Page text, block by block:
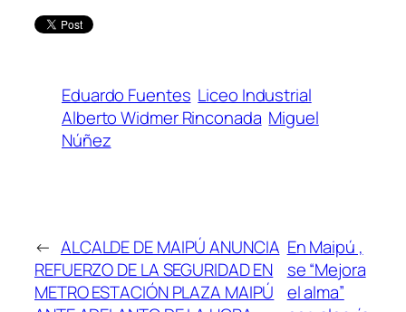
Eduardo Fuentes Liceo Industrial
Alberto Widmer Rinconada Miguel
Núñez
← ALCALDE DE MAIPÚ ANUNCIA
REFUERZO DE LA SEGURIDAD EN
METRO ESTACIÓN PLAZA MAIPÚ
En Maipú ,
se “Mejora
el alma”